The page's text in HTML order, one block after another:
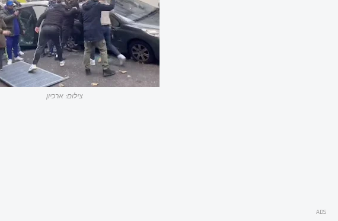
צילום: ארכיון
ADS